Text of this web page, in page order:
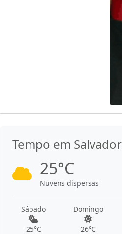
Tempo em Salvador
25°C
Nuvens dispersas
Sábado
25°C
Domingo
26°C